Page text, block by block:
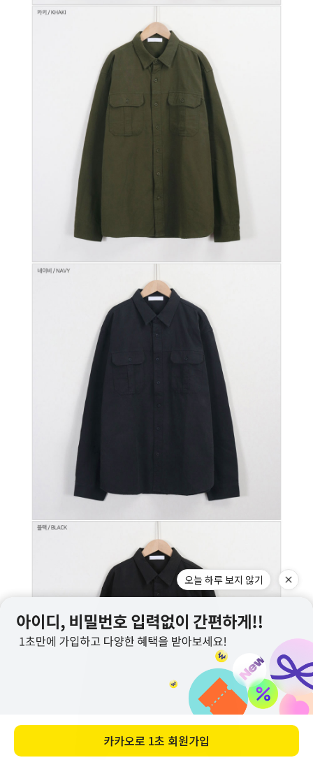
오늘 하루 보지 않기
카카오로 1초 회원가입